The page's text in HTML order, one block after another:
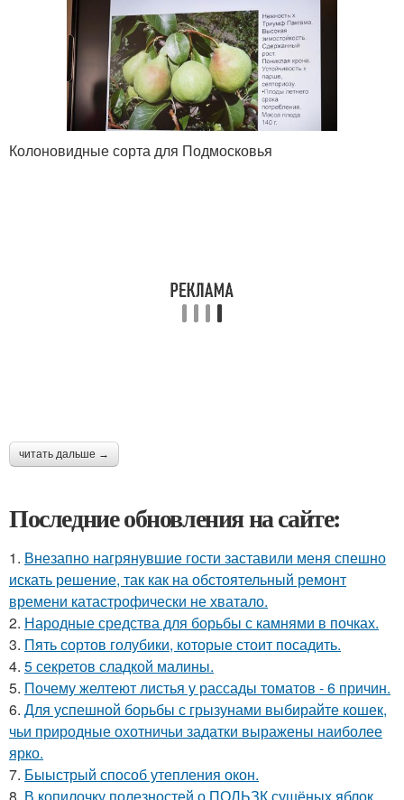
Колоновидные сорта для Подмосковья
читать дальше →
Последние обновления на сайте:
1. Внезапно нагрянувшие гости заставили меня спешно
искать решение, так как на обстоятельный ремонт
времени катастрофически не хватало.
2. Народные средства для борьбы с камнями в почках.
3. Пять сортов голубики, которые стоит посадить.
4. 5 секретов сладкой малины.
5. Почему желтеют листья у рассады томатов - 6 причин.
6. Для успешной борьбы с грызунами выбирайте кошек,
чьи природные охотничьи задатки выражены наиболее
ярко.
7. Быыстрый способ утепления окон.
8. В копилочку полезностей о ПОЛЬЗК сушёных яблок.